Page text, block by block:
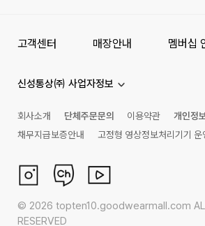
고객센터 매장안내 멤버십
신성통상㈜ 사업자정보
회사소개 단체주문문의 이용약관
개인정
채무지급보증안내
고정형 영상정보처리기기 운
© 2026 topten10.goodwearmall.com
RESERVED